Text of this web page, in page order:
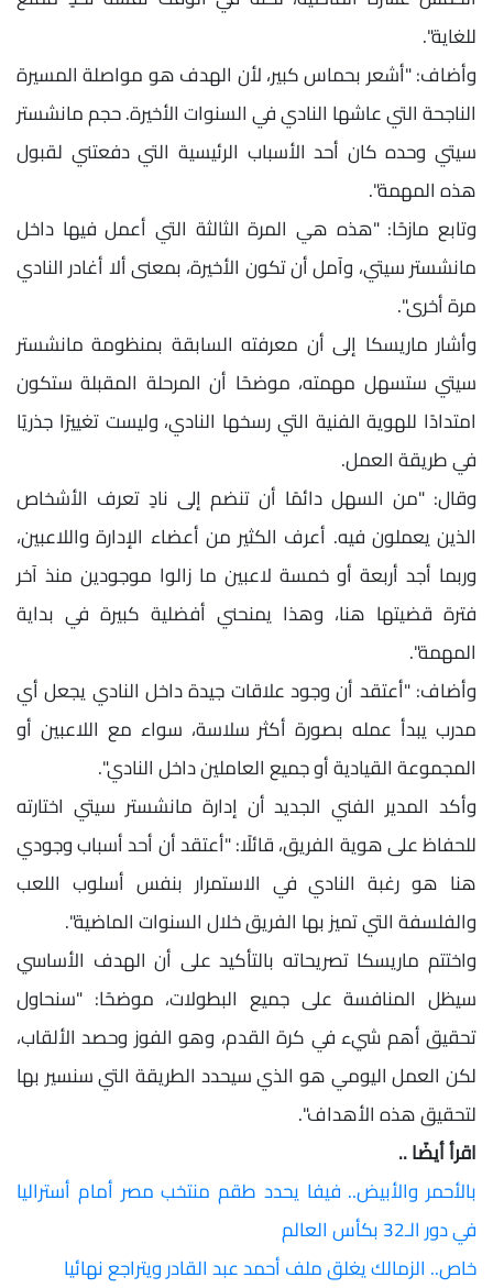
للغاية".
وأضاف: "أشعر بحماس كبير، لأن الهدف هو مواصلة المسيرة
الناجحة التي عاشها النادي في السنوات الأخيرة. حجم مانشستر
سيتي وحده كان أحد الأسباب الرئيسية التي دفعتني لقبول
هذه المهمة".
وتابع مازحًا: "هذه هي المرة الثالثة التي أعمل فيها داخل
مانشستر سيتي، وآمل أن تكون الأخيرة، بمعنى ألا أغادر النادي
مرة أخرى".
وأشار ماريسكا إلى أن معرفته السابقة بمنظومة مانشستر
سيتي ستسهل مهمته، موضحًا أن المرحلة المقبلة ستكون
امتدادًا للهوية الفنية التي رسخها النادي، وليست تغييرًا جذريًا
في طريقة العمل.
وقال: "من السهل دائمًا أن تنضم إلى نادٍ تعرف الأشخاص
الذين يعملون فيه. أعرف الكثير من أعضاء الإدارة واللاعبين،
وربما أجد أربعة أو خمسة لاعبين ما زالوا موجودين منذ آخر
فترة قضيتها هنا، وهذا يمنحني أفضلية كبيرة في بداية
المهمة".
وأضاف: "أعتقد أن وجود علاقات جيدة داخل النادي يجعل أي
مدرب يبدأ عمله بصورة أكثر سلاسة، سواء مع اللاعبين أو
المجموعة القيادية أو جميع العاملين داخل النادي".
وأكد المدير الفني الجديد أن إدارة مانشستر سيتي اختارته
للحفاظ على هوية الفريق، قائلًا: "أعتقد أن أحد أسباب وجودي
هنا هو رغبة النادي في الاستمرار بنفس أسلوب اللعب
والفلسفة التي تميز بها الفريق خلال السنوات الماضية".
واختتم ماريسكا تصريحاته بالتأكيد على أن الهدف الأساسي
سيظل المنافسة على جميع البطولات، موضحًا: "سنحاول
تحقيق أهم شيء في كرة القدم، وهو الفوز وحصد الألقاب،
لكن العمل اليومي هو الذي سيحدد الطريقة التي سنسير بها
لتحقيق هذه الأهداف".
اقرأ أيضًا ..
بالأحمر والأبيض.. فيفا يحدد طقم منتخب مصر أمام أستراليا
في دور الـ32 بكأس العالم
خاص.. الزمالك يغلق ملف أحمد عبد القادر ويتراجع نهائيا